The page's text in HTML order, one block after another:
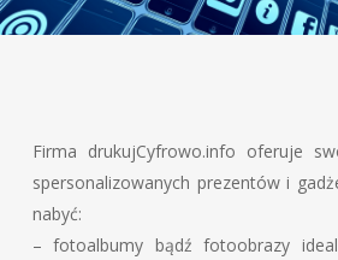
Firma drukujCyfrowo.info oferuje
spersonalizowanych prezentów i
nabyć:
– fotoalbumy bądź fotoobrazy